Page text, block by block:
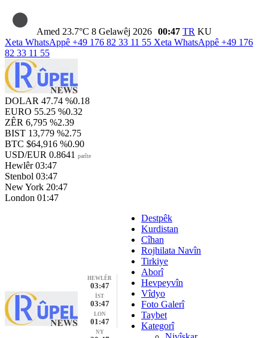
Amed 23.7°C 8 Gelawêj 2026 00:47 TR KU
Xeta WhatsAppê +49 176 82 33 11 55 Xeta WhatsAppê +49 176
82 33 11 55
DOLAR 47.74 %0.18
EURO 55.25 %0.32
ZÊR 6,795 %2.39
BIST 13,779 %2.75
BTC $64,916 %0.90
USD/EUR 0.8641 parîte
Hewlêr 03:47
Stenbol 03:47
New York 20:47
London 01:47
HEWLÊR
03:47
İST
03:47
LON
01:47
NY
Destpêk
Kurdistan
Cîhan
Rojhilata Navîn
Tirkiye
Aborî
Hevpeyvîn
Vîdyo
Foto Galerî
Taybet
Kategorî